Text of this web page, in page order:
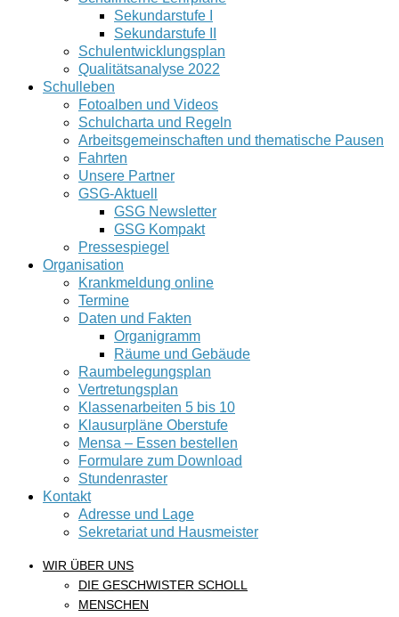
Sekundarstufe I
Sekundarstufe II
Schulentwicklungsplan
Qualitätsanalyse 2022
Schulleben
Fotoalben und Videos
Schulcharta und Regeln
Arbeitsgemeinschaften und thematische Pausen
Fahrten
Unsere Partner
GSG-Aktuell
GSG Newsletter
GSG Kompakt
Pressespiegel
Organisation
Krankmeldung online
Termine
Daten und Fakten
Organigramm
Räume und Gebäude
Raumbelegungsplan
Vertretungsplan
Klassenarbeiten 5 bis 10
Klausurpläne Oberstufe
Mensa – Essen bestellen
Formulare zum Download
Stundenraster
Kontakt
Adresse und Lage
Sekretariat und Hausmeister
WIR ÜBER UNS
DIE GESCHWISTER SCHOLL
MENSCHEN